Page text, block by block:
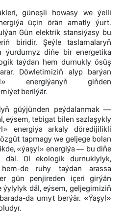
güneşli howasy we ýelli
üçin örän amatly ýurt.
Gün elektrik stansiýasy bu
biridir. Şeýle taslamalaryň
ýurdumyz diňe bir energetika
taýdan hem durnukly ösüş
Döwletimiziň alyp barýan
energiýanyň giňden
berilýär.
güýjünden peýdalanmak —
eýsem, tebigat bilen sazlaşykly
energiýa arkaly döredijilikli
tapmagy we geljege bolan
«ýaşyl» energiýa — bu diňe
Ol ekologik durnuklylyk,
de ruhy taýdan arassa
gün penjireden içeri girýän
däl, eýsem, geljegimiziň
da umyt berýär. «Ýaşyl»